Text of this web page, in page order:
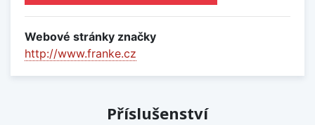
Webové stránky značky
http://www.franke.cz
Příslušenství